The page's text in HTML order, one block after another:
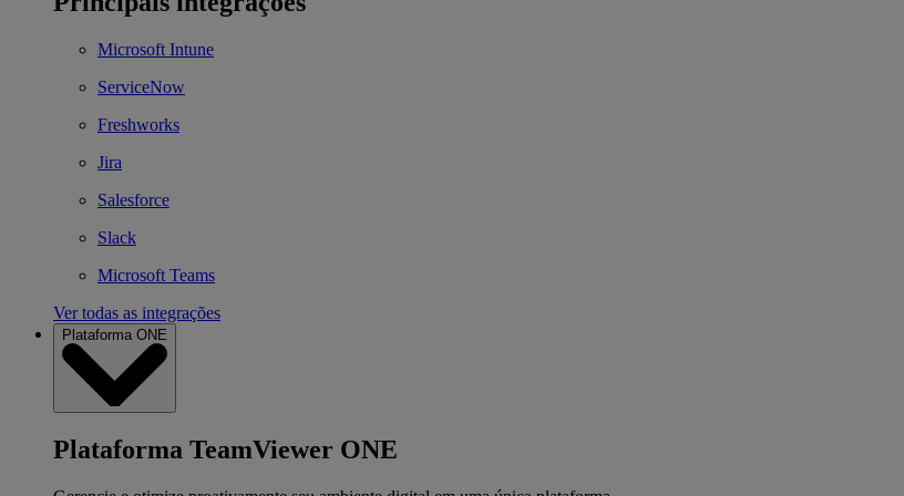
Microsoft Intune
ServiceNow
Freshworks
Jira
Salesforce
Slack
Microsoft Teams
Ver todas as integrações
Plataforma ONE
Plataforma TeamViewer ONE